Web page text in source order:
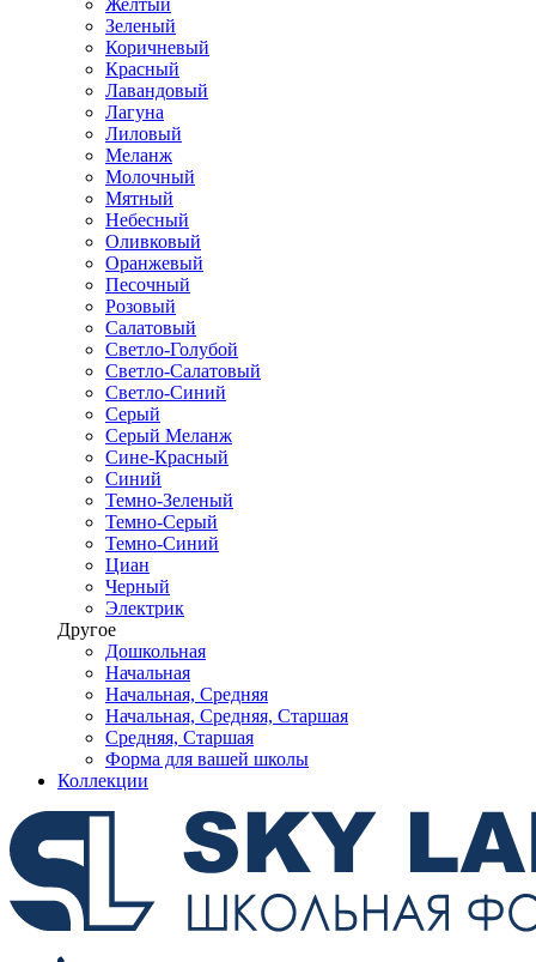
Желтый
Зеленый
Коричневый
Красный
Лавандовый
Лагуна
Лиловый
Меланж
Молочный
Мятный
Небесный
Оливковый
Оранжевый
Песочный
Розовый
Салатовый
Светло-Голубой
Светло-Салатовый
Светло-Синий
Серый
Серый Меланж
Сине-Красный
Синий
Темно-Зеленый
Темно-Серый
Темно-Синий
Циан
Черный
Электрик
Другое
Дошкольная
Начальная
Начальная, Средняя
Начальная, Средняя, Старшая
Средняя, Старшая
Форма для вашей школы
Коллекции